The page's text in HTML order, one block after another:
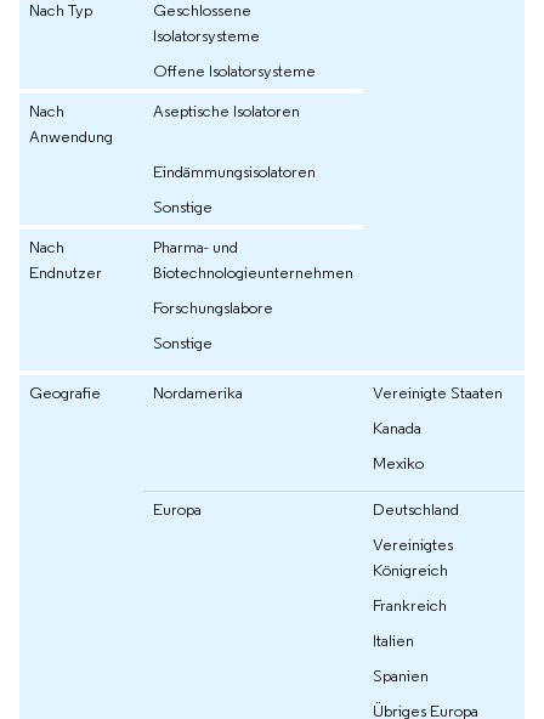
Nach Typ
Geschlossene
Isolatorsysteme
Offene Isolatorsysteme
Nach
Anwendung
Aseptische Isolatoren
Eindämmungsisolatoren
Sonstige
Nach
Endnutzer
Pharma- und
Biotechnologieunternehmen
Forschungslabore
Sonstige
Geografie Nordamerika
Vereinigte Staaten
Kanada
Mexiko
Europa
Deutschland
Vereinigtes
Königreich
Frankreich
Italien
Spanien
Übriges Europa